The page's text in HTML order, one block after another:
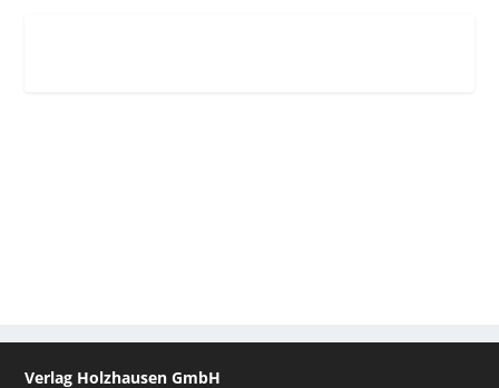
Verlag Holzhausen GmbH